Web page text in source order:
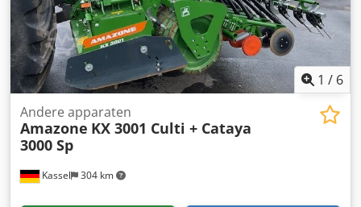
1 / 6
Kassel 304 km
Andere apparaten
Amazone KX 3001 Culti + Cataya
3000 Sp